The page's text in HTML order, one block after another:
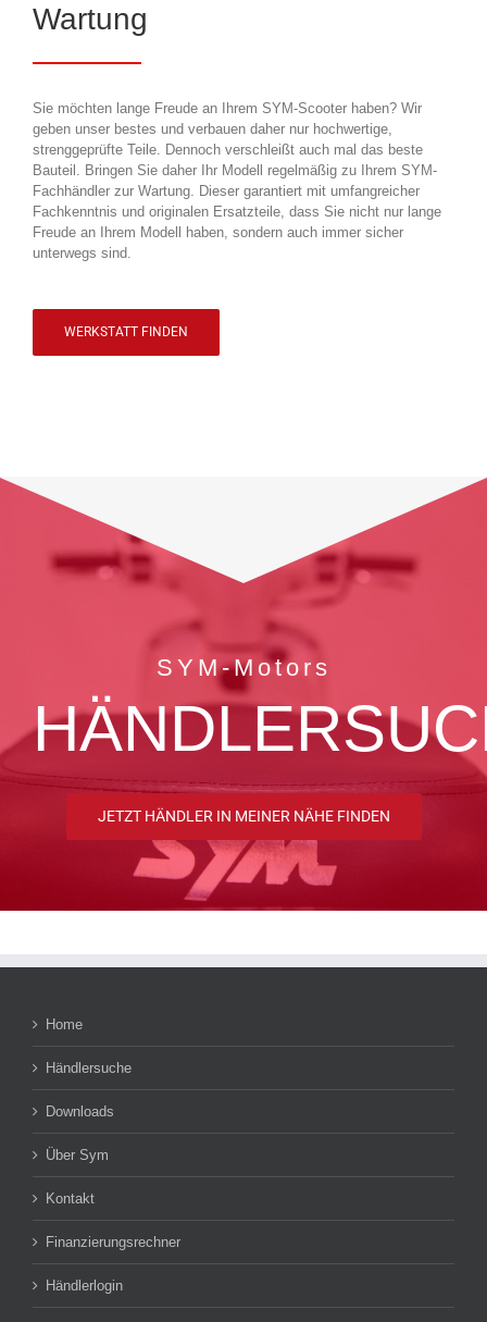
Wartung
Sie möchten lange Freude an Ihrem SYM-Scooter haben? Wir
geben unser bestes und verbauen daher nur hochwertige,
strenggeprüfte Teile. Dennoch verschleißt auch mal das beste
Bauteil. Bringen Sie daher Ihr Modell regelmäßig zu Ihrem SYM-
Fachhändler zur Wartung. Dieser garantiert mit umfangreicher
Fachkenntnis und originalen Ersatzteile, dass Sie nicht nur lange
Freude an Ihrem Modell haben, sondern auch immer sicher
unterwegs sind.
WERKSTATT FINDEN
SYM-Motors
JETZT HÄNDLER IN MEINER NÄHE FINDEN
Home
Händlersuche
Downloads
Über Sym
Kontakt
Finanzierungsrechner
Händlerlogin